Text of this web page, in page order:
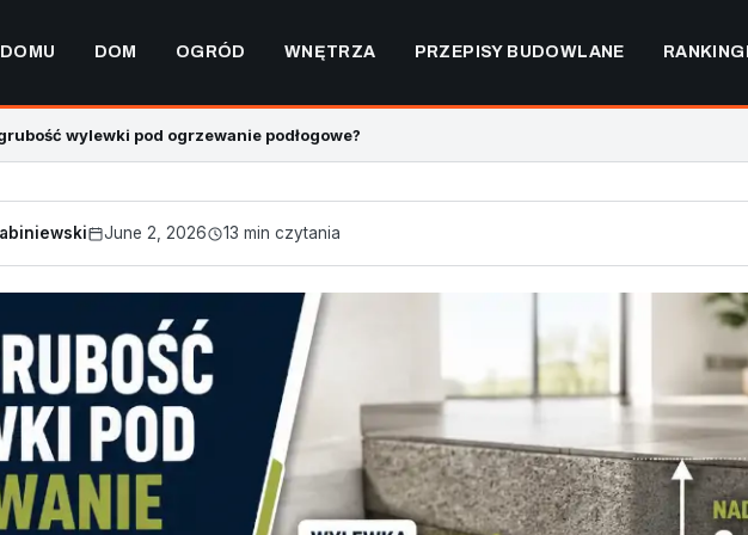
DOM OGRÓD WNĘTRZA PRZEPISY BUDOWLANE
wylewki pod ogrzewanie podłogowe?
June 2, 2026 13 min czytania